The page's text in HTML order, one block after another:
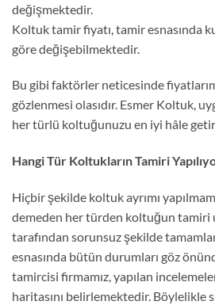
değişmektedir.
Koltuk tamir fiyatı, tamir esnasında
göre değişebilmektedir.
Bu gibi faktörler neticesinde
gözlenmesi olasıdır. Esmer Koltuk,
her türlü koltuğunuzu en iyi hâle
Hangi Tür Koltukların Tamiri
Hiçbir şekilde koltuk ayrımı
demeden her türden koltuğun tamiri
tarafından sorunsuz şekilde
esnasında bütün durumları göz
tamircisi firmamız, yapılan
haritasını belirlemektedir. Böylelikle